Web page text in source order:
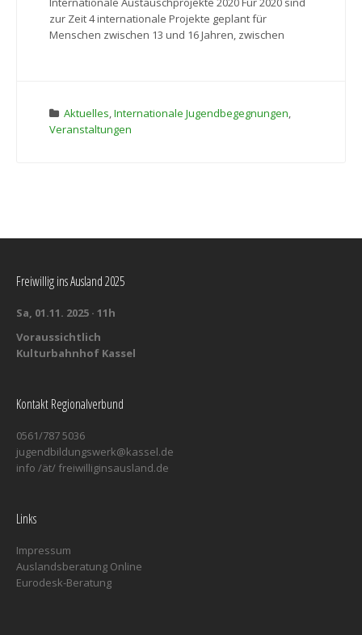
zur Zeit 4 internationale Projekte geplant für
Menschen zwischen 13 und 16 Jahren, zwischen
Aktuelles Internationale Jugendbegegnungen
Veranstaltungen
Freiwillig ins Ausland 2025
Sa, 01.11. 2025 · 11h
Voraussichtlich
Kulturbahnhof Kassel
Kontakt Regionalverbund
0561/787 5036
jugendbildungswerk@kassel.de
info /ät/ freiwilliginsausland.de
Links
Impressum
Auslandsberatung Online
Eurodesk-Beratung